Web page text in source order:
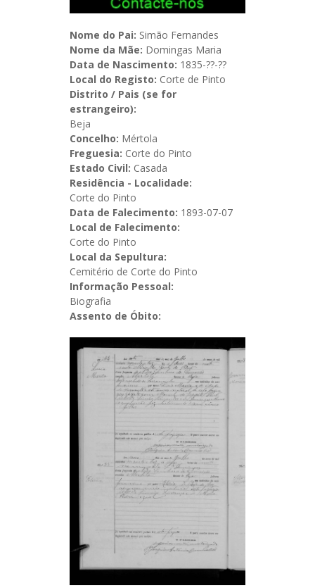
Nome do Pai: Simão Fernandes
Nome da Mãe: Domingas Maria
Data de Nascimento: 1835-??-??
Local do Registo: Corte de Pinto
Distrito / Pais (se for
estrangeiro):
Beja
Concelho: Mértola
Freguesia: Corte do Pinto
Estado Civil: Casada
Residência - Localidade:
Corte do Pinto
Data de Falecimento: 1893-07-07
Local de Falecimento:
Corte do Pinto
Local da Sepultura:
Cemitério de Corte do Pinto
Informação Pessoal:
Biografia
Assento de Óbito: